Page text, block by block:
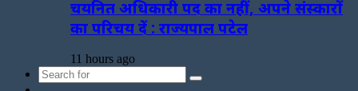
चयनित अधिकारी पद का नहीं, अपने संस्कारों
का परिचय दें : राज्यपाल पटेल
11 hours ago
Search